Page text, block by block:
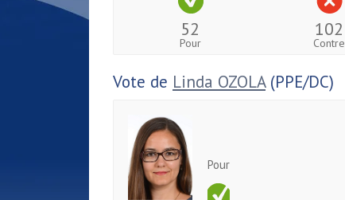
52
Pour
102
Contre
Vote de Linda OZOLA(PPE/DC)
Pour